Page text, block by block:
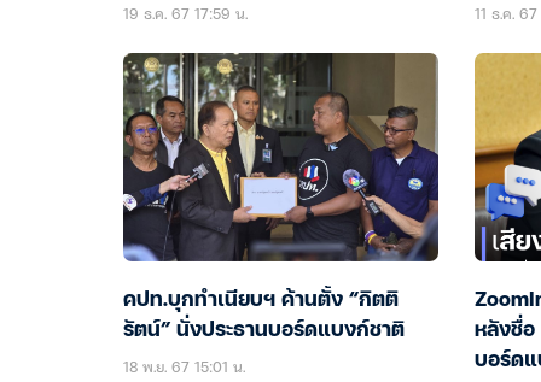
19 ธ.ค. 67 17:59 น. 11 ธ.ค. 67
คปท.บุกทำเนียบฯ ค้านตั้ง “กิตติ
รัตน์” นั่งประธานบอร์ดแบงก์ชาติ
18 พ.ย. 67 15:01 น.
หลังชื่อ
บอร์ดแ